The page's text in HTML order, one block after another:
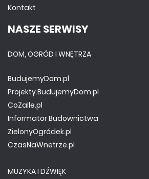
Kontakt
NASZE SERWISY
DOM, OGRÓD I WNĘTRZA
BudujemyDom.pl
Projekty.BudujemyDom.pl
CoZaIle.pl
Informator Budownictwa
ZielonyOgródek.pl
CzasNaWnetrze.pl
MUZYKA I DŹWIĘK